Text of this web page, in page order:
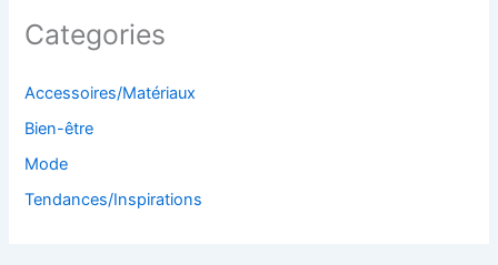
Categories
Accessoires/Matériaux
Bien-être
Mode
Tendances/Inspirations